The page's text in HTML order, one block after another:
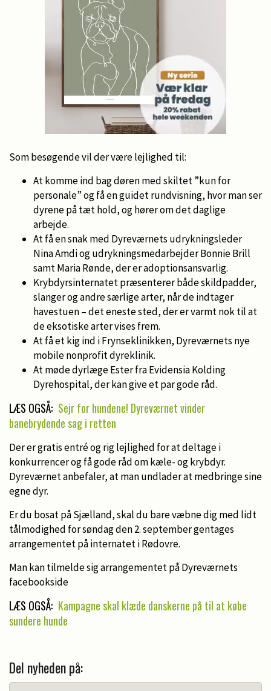
Som besøgende vil der være lejlighed til:
At komme ind bag døren med skiltet ”kun for
personale” og få en guidet rundvisning, hvor man ser
dyrene på tæt hold, og hører om det daglige
arbejde.
At få en snak med Dyreværnets udrykningsleder
Nina Amdi og udrykningsmedarbejder Bonnie Brill
samt Maria Rønde, der er adoptionsansvarlig.
Krybdyrsinternatet præsenterer både skildpadder,
slanger og andre særlige arter, når de indtager
havestuen – det eneste sted, der er varmt nok til at
de eksotiske arter vises frem.
At få et kig ind i Frynseklinikken, Dyreværnets nye
mobile nonprofit dyreklinik.
At møde dyrlæge Ester fra Evidensia Kolding
Dyrehospital, der kan give et par gode råd.
LÆS OGSÅ: Sejr for hundene! Dyreværnet vinder
banebrydende sag i retten
Der er gratis entré og rig lejlighed for at deltage i
konkurrencer og få gode råd om kæle- og krybdyr.
Dyreværnet anbefaler, at man undlader at medbringe sine
egne dyr.
Er du bosat på Sjælland, skal du bare væbne dig med lidt
tålmodighed for søndag den 2. september gentages
arrangementet på internatet i Rødovre.
Man kan tilmelde sig arrangementet på Dyreværnets
facebookside
LÆS OGSÅ: Kampagne skal klæde danskerne på til at købe
sundere hunde
Del nyheden på: